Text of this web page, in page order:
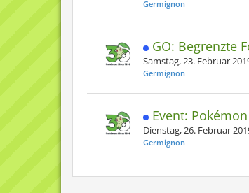
Germignon
GO: Begrenzte
Samstag, 23. Februar
Germignon
Event:
Dienstag, 26. Februar
Germignon